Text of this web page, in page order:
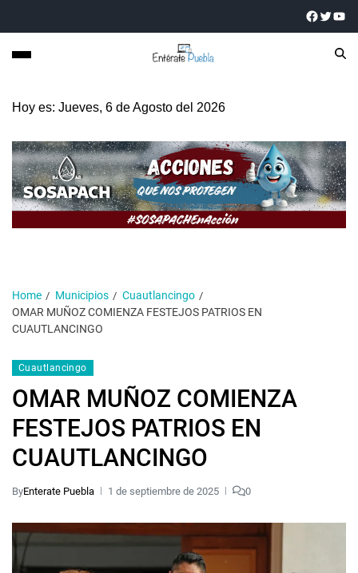
Hoy es: Jueves, 6 de Agosto del 2026
Home Municipios
Cuautlancingo
OMAR MUÑOZ COMIENZA FESTEJOS PATRIOS EN
CUAUTLANCINGO
Cuautlancingo
OMAR MUÑOZ COMIENZA
FESTEJOS PATRIOS EN
CUAUTLANCINGO
ByEnterate Puebla 1 de septiembre de 2025 0